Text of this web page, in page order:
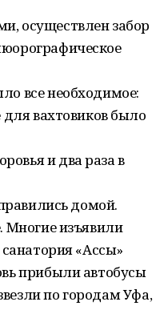
осуществлен забор
все необходимое:
вахтовиков было
и два раза в
домой.
Многие изъявили
«Ассы»
прибыли автобусы
по городам Уфа,